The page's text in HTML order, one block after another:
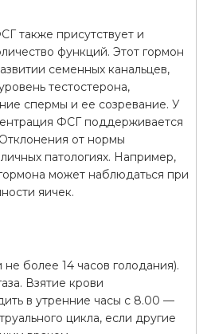
также присутствует и
функций. Этот гормон
семенных канальцев,
тестостерона,
спермы и ее созревание. У
ФСГ поддерживается
от нормы
патологиях. Например,
может наблюдаться при
яичек.
более 14 часов голодания).
Взятие крови
в утренние часы с 8.00 —
цикла, если другие